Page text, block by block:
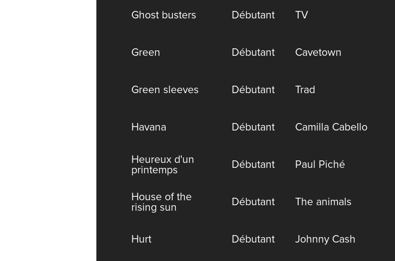
Ghost busters Débutant TV
Green Débutant Cavetown
Green sleeves Débutant Trad
Havana Débutant Camilla Cabello
Heureux d'un
printemps
Débutant Paul Piché
House of the
rising sun
Débutant The animals
Hurt Débutant Johnny Cash